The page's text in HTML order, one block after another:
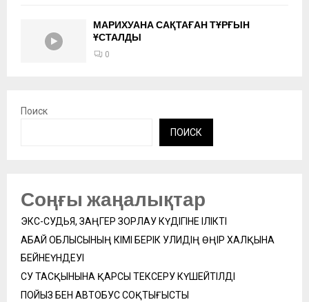
МАРИХУАНА САҚТАҒАН ТҰРҒЫН
ҰСТАЛДЫ
0
Поиск
ПОИСК
Соңғы жаңалықтар
ЭКС-СУДЬЯ, ЗАҢГЕР ЗОРЛАУ КҮДІГІНЕ ІЛІКТІ
АБАЙ ОБЛЫСЫНЫҢ ӘКІМІ БЕРІК УӘЛИДІҢ ӨҢІР ХАЛҚЫНА
БЕЙНЕҮНДЕУІ
СУ ТАСҚЫНЫНА ҚАРСЫ ТЕКСЕРУ КҮШЕЙТІЛДІ
ПОЙЫЗ БЕН АВТОБУС СОҚТЫҒЫСТЫ